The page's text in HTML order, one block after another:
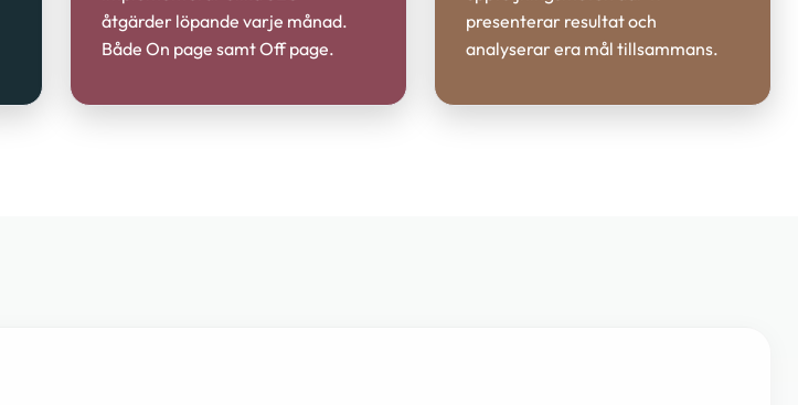
åtgärder löpande varje månad.
Både On page samt Off page.
presenterar resultat och
analyserar era mål tillsammans.